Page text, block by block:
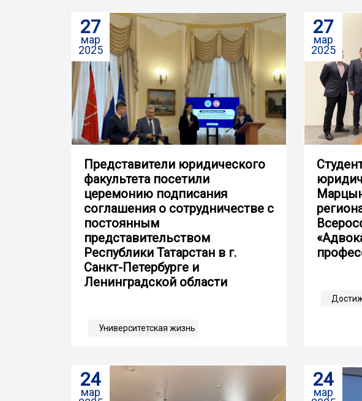
27
мар
2025
Представители юридического
факультета посетили
церемонию подписания
соглашения о сотрудничестве с
постоянным
представительством
Республики Татарстан в г.
Санкт-Петербурге и
Ленинградской области
Университетская жизнь
27
мар
2025
24
мар
24
мар